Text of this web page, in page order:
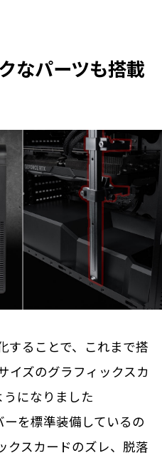
なパーツも搭載
することで、これまで搭
イズのグラフィックスカ
になりました
を標準装備しているの
クスカードのズレ、脱落